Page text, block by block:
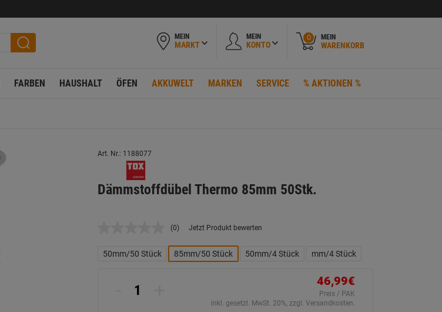
MEIN
MARKT
MEIN
KONTO
0 MEIN
WARENKORB
FARBEN HAUSHALT ÖFEN AKKUWELT MARKEN SERVICE % AKTIONEN %
Art. Nr.: 1188077
Dämmstoffdübel Thermo 85mm 50Stk.
Kein
Link
auf
(0) Jetzt Produkt bewerten
50mm/50 Stück 85mm/50 Stück 50mm/4 Stück mm/4 Stück
46,99€
Preis / PAK
inkl. gesetzl. MwSt. 20%, zzgl. Versandkosten.